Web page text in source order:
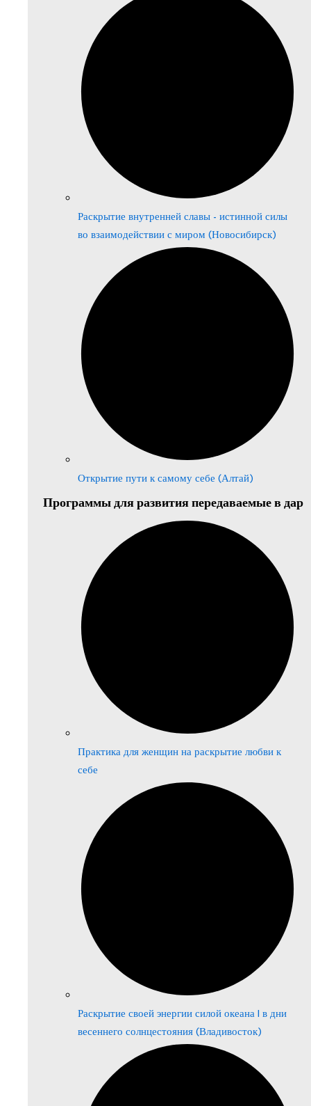
Раскрытие внутренней славы - истинной силы
во взаимодействии с миром (Новосибирск)
Открытие пути к самому себе (Алтай)
Программы для развития передаваемые в дар
Практика для женщин на раскрытие любви к
себе
Раскрытие своей энергии силой океана | в дни
весеннего солнцестояния (Владивосток)